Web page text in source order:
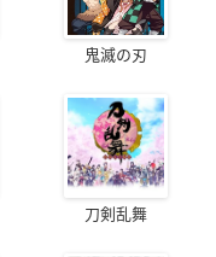
鬼滅の刃
刀剣乱舞